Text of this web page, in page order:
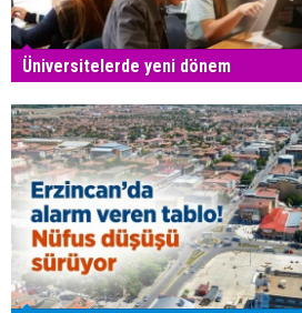
Üniversitelerde yeni dönem